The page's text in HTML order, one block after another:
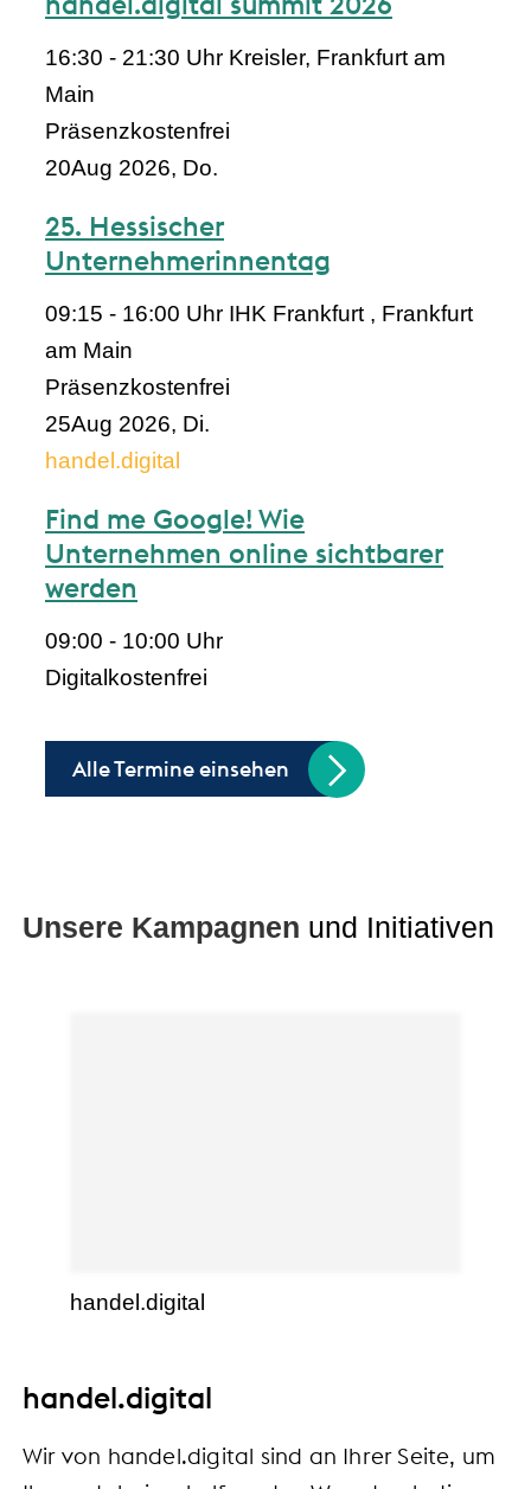
16:30 - 21:30 Uhr Kreisler, Frankfurt am
Main
Präsenzkostenfrei
20Aug 2026, Do.
25. Hessischer
Unternehmerinnentag
09:15 - 16:00 Uhr IHK Frankfurt , Frankfurt
am Main
Präsenzkostenfrei
25Aug 2026, Di.
handel.digital
Find me Google! Wie
Unternehmen online sichtbarer
werden
09:00 - 10:00 Uhr
Digital kostenfrei
Alle Termine einsehen
Unsere Kampagnen und Initiativen
handel.digital
handel.digital
Wir von handel.digital sind an Ihrer Seite, um